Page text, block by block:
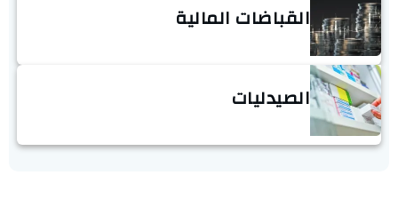
القباضات المالية
الصيدليات